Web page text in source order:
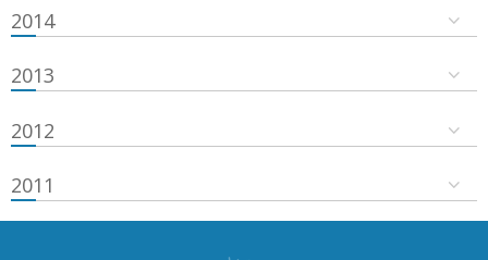
2014
2013
2012
2011